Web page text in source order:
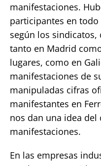
manifestaciones.
participantes en
según los
tanto en Madrid
lugares, como en
manifestaciones de
manipuladas cifras
manifestantes en
nos dan una idea del
manifestaciones.
En las empresas